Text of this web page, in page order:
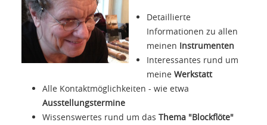
Detaillierte
Informationen zu allen
meinen Instrumenten
Interessantes rund um
meine Werkstatt
Alle Kontaktmöglichkeiten - wie etwa
Ausstellungstermine
Wissenswertes rund um das Thema "Blockflöte"